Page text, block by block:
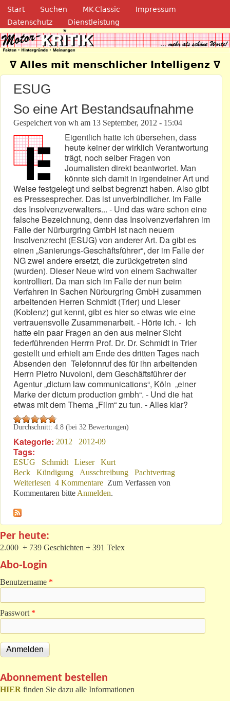
Direkt zum Inhalt
Navigation
Start Suchen MK-Classic
Impressum
Datenschutz
Dienstleistung
Motor-Kritik.de
∇ Alles mit menschlicher Intelligenz ∇
ESUG
So eine Art Bestandsaufnahme
Gespeichert von wh am 13 September, 2012 - 15:04
Eigentlich hatte ich übersehen, dass
heute keiner der wirklich Verantwortung
trägt, noch selber Fragen von
Journalisten direkt beantwortet. Man
könnte sich damit in irgendeiner Art und
Weise festgelegt und selbst begrenzt haben. Also gibt
es Pressesprecher. Das ist unverbindlicher. Im Falle
des Insolvenzverwalters... - Und das wäre schon eine
falsche Bezeichnung, denn das Insolvenzverfahren im
Falle der Nürburgring GmbH ist nach neuem
Insolvenzrecht (ESUG) von anderer Art. Da gibt es
einen „Sanierungs-Geschäftsführer“, der im Falle der
NG zwei andere ersetzt, die zurückgetreten sind
(wurden). Dieser Neue wird von einem Sachwalter
kontrolliert. Da man sich im Falle der nun beim
Verfahren in Sachen Nürburgring GmbH zusammen
arbeitenden Herren Schmidt (Trier) und Lieser
(Koblenz) gut kennt, gibt es hier so etwas wie eine
vertrauensvolle Zusammenarbeit. - Hörte ich. - Ich
hatte ein paar Fragen an den aus meiner Sicht
federführenden Herrrn Prof. Dr. Dr. Schmidt in Trier
gestellt und erhielt am Ende des dritten Tages nach
Absenden den Telefonnruf des für ihn arbeitenden
Herrn Pietro Nuvoloni, dem Geschäftsführer der
Agentur „dictum law communications“, Köln „einer
Marke der dictum production gmbh“. - Und die hat
etwas mit dem Thema „Film“ zu tun. - Alles klar?
Durchschnitt: 4.8 (bei 32 Bewertungen)
Kategorie: 2012 2012-09
Tags:
ESUG Schmidt Lieser
Kurt
Beck
Kündigung Ausschreibung
Pachtvertrag
Weiterlesen über So eine Art Bestandsaufnahme
4 Kommentare Zum Verfassen von
Kommentaren bitte Anmelden.
Per heute:
2.000 + 739 Geschichten + 391 Telex
Abo-Login
Benutzername *
Passwort *
Abonnement bestellen
HIER finden Sie dazu alle Informationen